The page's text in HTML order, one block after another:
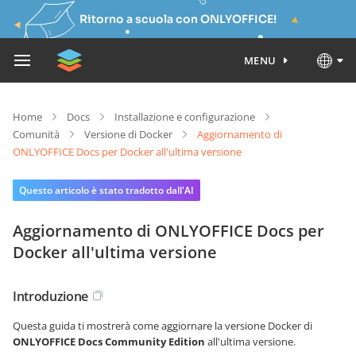
Ritorno a scuola con ONLYOFFICE!
MENU
Home Docs
Installazione e configurazione
Comunità
Versione di Docker
Aggiornamento di
ONLYOFFICE Docs per Docker all'ultima versione
Questo articolo è stato tradotto dall'AI
Aggiornamento di ONLYOFFICE Docs per
Docker all'ultima versione
Introduzione
Questa guida ti mostrerà come aggiornare la versione Docker di
ONLYOFFICE DocsCommunity Edition all'ultima versione.